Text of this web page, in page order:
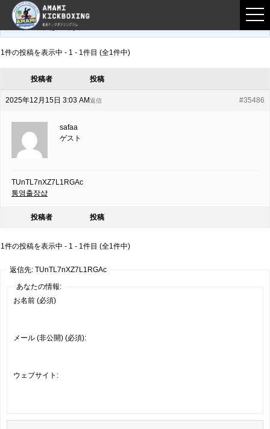
フロントページ › フォーラム
このトピックは空です。
1件の投稿を表示中 - 1 - 1件目 (全1件中)
投稿者 投稿
2025年12月15日 3:03 AM #35486
返信
safaa
ゲスト
TUnTL7nXZ7L1RGAc
통영출장샵
投稿者 投稿
1件の投稿を表示中 - 1 - 1件目 (全1件中)
返信先: TUnTL7nXZ7L1RGAc
あなたの情報:
お名前 (必須)
メール (非公開) (必須):
ウェブサイト: